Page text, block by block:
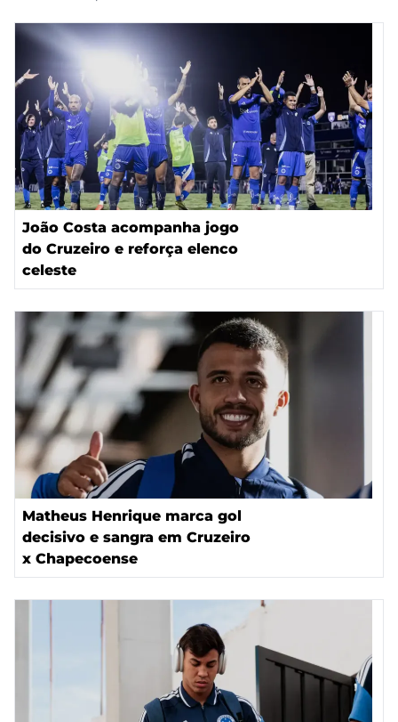
João Costa acompanha jogo
do Cruzeiro e reforça elenco
celeste
Matheus Henrique marca gol
decisivo e sangra em Cruzeiro
x Chapecoense